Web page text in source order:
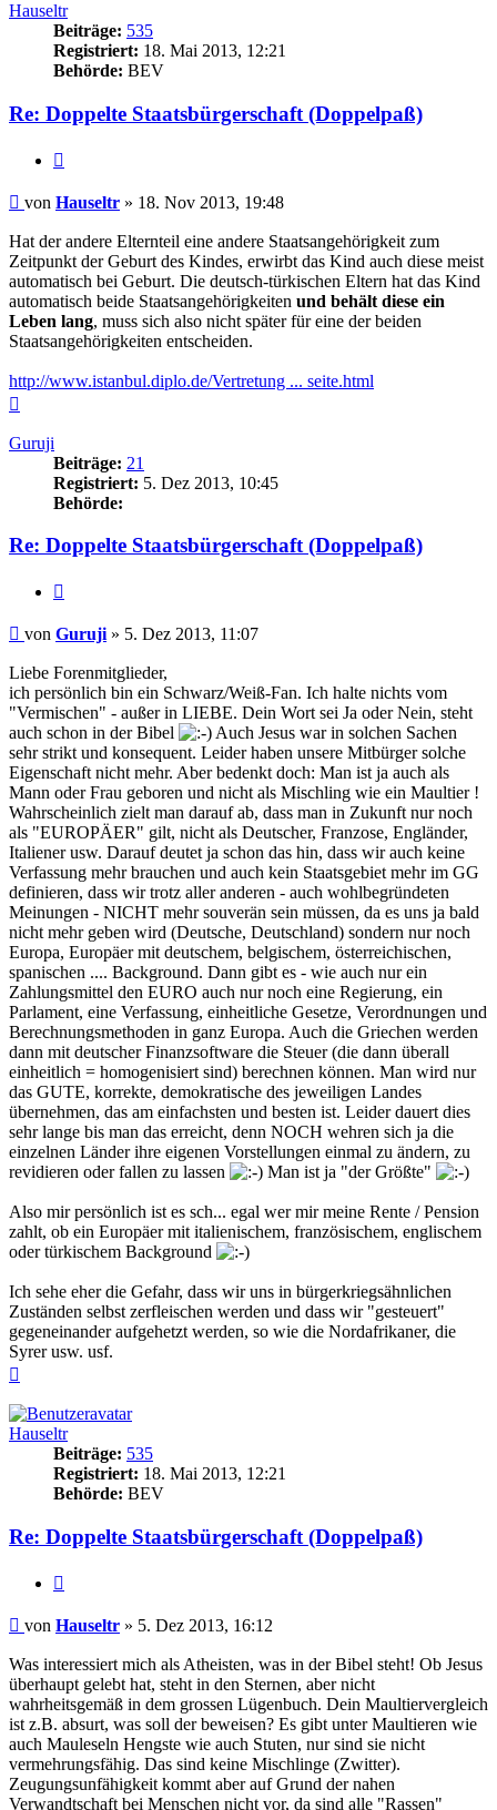
Hauseltr
Beiträge: 535
Registriert: 18. Mai 2013, 12:21
Behörde: BEV
Re: Doppelte Staatsbürgerschaft (Doppelpaß)
Beitrag
von Hauseltr » 18. Nov 2013, 19:48
Hat der andere Elternteil eine andere Staatsangehörigkeit zum
Zeitpunkt der Geburt des Kindes, erwirbt das Kind auch diese meist
automatisch bei Geburt. Die deutsch-türkischen Eltern hat das Kind
automatisch beide Staatsangehörigkeiten und behält diese ein
Leben lang, muss sich also nicht später für eine der beiden
Staatsangehörigkeiten entscheiden.
http://www.istanbul.diplo.de/Vertretung ... seite.html
Guruji
Beiträge: 21
Registriert: 5. Dez 2013, 10:45
Behörde:
Re: Doppelte Staatsbürgerschaft (Doppelpaß)
Beitrag
von Guruji » 5. Dez 2013, 11:07
Liebe Forenmitglieder,
ich persönlich bin ein Schwarz/Weiß-Fan. Ich halte nichts vom
"Vermischen" - außer in LIEBE. Dein Wort sei Ja oder Nein, steht
auch schon in der Bibel
Auch Jesus war in solchen Sachen
sehr strikt und konsequent. Leider haben unsere Mitbürger solche
Eigenschaft nicht mehr. Aber bedenkt doch: Man ist ja auch als
Mann oder Frau geboren und nicht als Mischling wie ein Maultier !
Wahrscheinlich zielt man darauf ab, dass man in Zukunft nur noch
als "EUROPÄER" gilt, nicht als Deutscher, Franzose, Engländer,
Italiener usw. Darauf deutet ja schon das hin, dass wir auch keine
Verfassung mehr brauchen und auch kein Staatsgebiet mehr im GG
definieren, dass wir trotz aller anderen - auch wohlbegründeten
Meinungen - NICHT mehr souverän sein müssen, da es uns ja bald
nicht mehr geben wird (Deutsche, Deutschland) sondern nur noch
Europa, Europäer mit deutschem, belgischem, österreichischen,
spanischen .... Background. Dann gibt es - wie auch nur ein
Zahlungsmittel den EURO auch nur noch eine Regierung, ein
Parlament, eine Verfassung, einheitliche Gesetze, Verordnungen und
Berechnungsmethoden in ganz Europa. Auch die Griechen werden
dann mit deutscher Finanzsoftware die Steuer (die dann überall
einheitlich = homogenisiert sind) berechnen können. Man wird nur
das GUTE, korrekte, demokratische des jeweiligen Landes
übernehmen, das am einfachsten und besten ist. Leider dauert dies
sehr lange bis man das erreicht, denn NOCH wehren sich ja die
einzelnen Länder ihre eigenen Vorstellungen einmal zu ändern, zu
revidieren oder fallen zu lassen
Man ist ja "der Größte"
Also mir persönlich ist es sch... egal wer mir meine Rente / Pension
zahlt, ob ein Europäer mit italienischem, französischem, englischem
oder türkischem Background
Ich sehe eher die Gefahr, dass wir uns in bürgerkriegsähnlichen
Zuständen selbst zerfleischen werden und dass wir "gesteuert"
gegeneinander aufgehetzt werden, so wie die Nordafrikaner, die
Syrer usw. usf.
Hauseltr
Beiträge: 535
Registriert: 18. Mai 2013, 12:21
Behörde: BEV
Re: Doppelte Staatsbürgerschaft (Doppelpaß)
Beitrag
von Hauseltr » 5. Dez 2013, 16:12
Was interessiert mich als Atheisten, was in der Bibel steht! Ob Jesus
überhaupt gelebt hat, steht in den Sternen, aber nicht
wahrheitsgemäß in dem grossen Lügenbuch. Dein Maultiervergleich
ist z.B. absurt, was soll der beweisen? Es gibt unter Maultieren wie
auch Mauleseln Hengste wie auch Stuten, nur sind sie nicht
vermehrungsfähig. Das sind keine Mischlinge (Zwitter).
Zeugungsunfähigkeit kommt aber auf Grund der nahen
Verwandtschaft bei Menschen nicht vor, da sind alle "Rassen"